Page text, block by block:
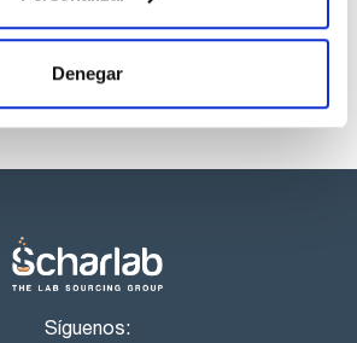
Denegar
Síguenos: